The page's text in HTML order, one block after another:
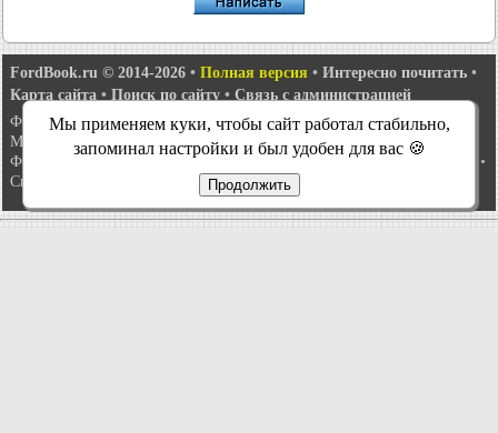
FordBook.ru © 2014-2026 • Полная версия • Интересно почитать •
Карта сайта • Поиск по сайту • Связь с администрацией
Фокус 1• Фокус Турнир 1•Фокус 2•Мондео 1•Мондео 1 и 2•
Мондео 2•Мондео 3•Мондео 4•Эскорт 3•Эскорт 4 •Эскорт 5
Фиеста 2
Таурус 1 и 2 Фьюжн • Скорпио 1
•
Сиерра
Мы применяем куки, чтобы сайт работал стабильно,
запоминал настройки и был удобен для вас 🍪
Продолжить